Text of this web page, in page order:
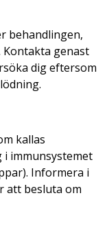
behandlingen,
genast
dig eftersom
kallas
immunsystemet
Informera i
att besluta om